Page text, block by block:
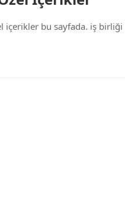
içerikler bu sayfada. iş